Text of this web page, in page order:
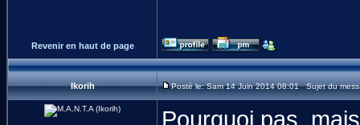
Revenir en haut de page
Ikorih Posté le: Sam 14 Juin 2014 08:01 Sujet du
Pourquoi pas,